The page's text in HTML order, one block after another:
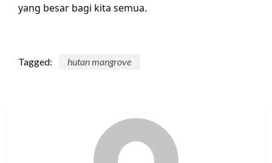
yang besar bagi kita semua.
Tagged: hutan mangrove